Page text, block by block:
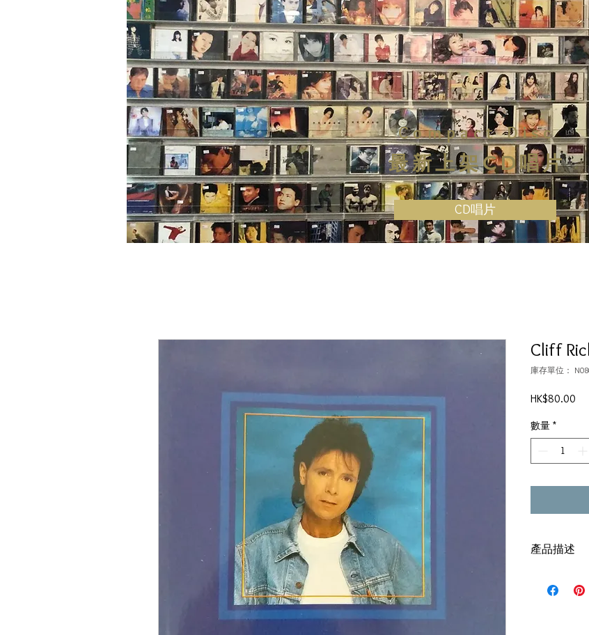
Compact Disc
最新上架CD唱片
CD唱片
Cliff
庫存單位：
HK$80.00
數量 *
產品描述
碟套：80%新